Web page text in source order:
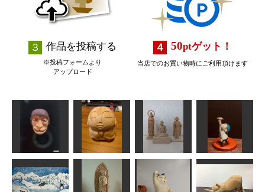
作品を投稿する
※投稿フォームより
アップロード
50ptゲット！
当店でのお買い物時にご利用頂けます